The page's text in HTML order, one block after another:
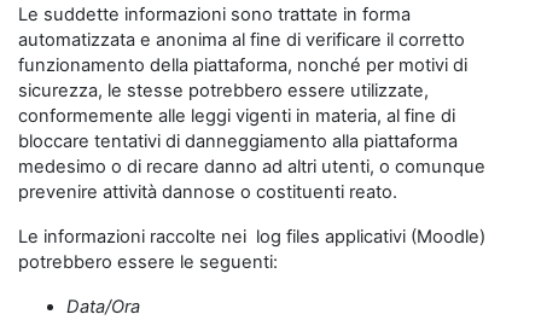
Le suddette informazioni sono trattate in forma
automatizzata e anonima al fine di verificare il corretto
funzionamento della piattaforma, nonché per motivi di
sicurezza, le stesse potrebbero essere utilizzate,
conformemente alle leggi vigenti in materia, al fine di
bloccare tentativi di danneggiamento alla piattaforma
medesimo o di recare danno ad altri utenti, o comunque
prevenire attività dannose o costituenti reato.
Le informazioni raccolte nei log files applicativi (Moodle)
potrebbero essere le seguenti:
Data/Ora